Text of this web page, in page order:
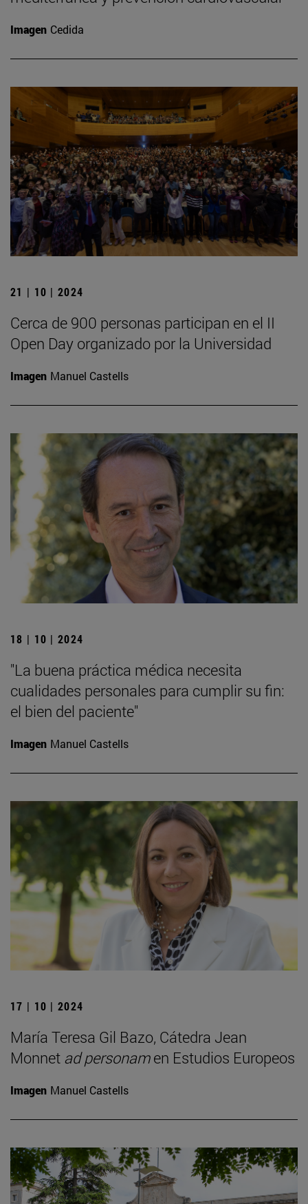
Imagen Cedida
21 | 10 | 2024
Cerca de 900 personas participan en el II
Open Day organizado por la Universidad
Imagen Manuel Castells
18 | 10 | 2024
"La buena práctica médica necesita
cualidades personales para cumplir su fin:
el bien del paciente"
Imagen Manuel Castells
17 | 10 | 2024
María Teresa Gil Bazo, Cátedra Jean
Monnet ad personamen Estudios Europeos
Imagen Manuel Castells